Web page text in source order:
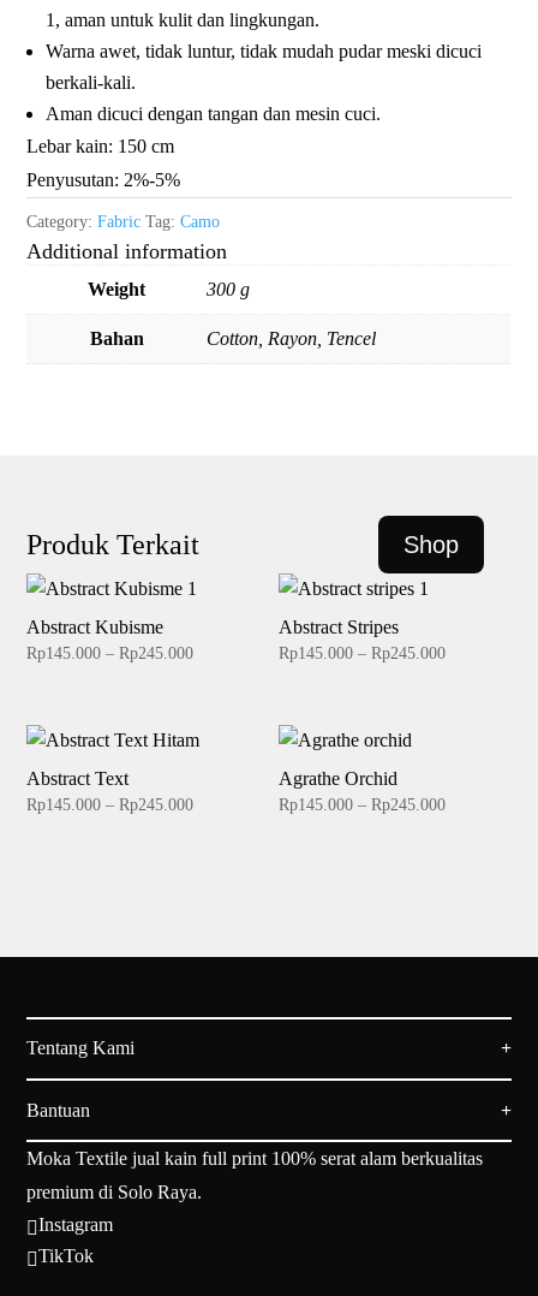
1, aman untuk kulit dan lingkungan.
Warna awet, tidak luntur, tidak mudah pudar meski dicuci
berkali-kali.
Aman dicuci dengan tangan dan mesin cuci.
Lebar kain: 150 cm
Penyusutan: 2%-5%
Category:Fabric Tag:Camo
Additional information
Weight 300 g
Bahan Cotton, Rayon, Tencel
Produk Terkait Shop
Abstract Kubisme
Rp145.000 – Rp245.000Price
through
Abstract Stripes
Rp145.000 – Rp245.000Price
Abstract Text
Rp145.000 – Rp245.000Price
Agrathe Orchid
Rp145.000 – Rp245.000Price
Tentang Kami
Bantuan
Moka Textile jual kain full print 100% serat alam berkualitas
premium di Solo Raya.
Instagram
TikTok